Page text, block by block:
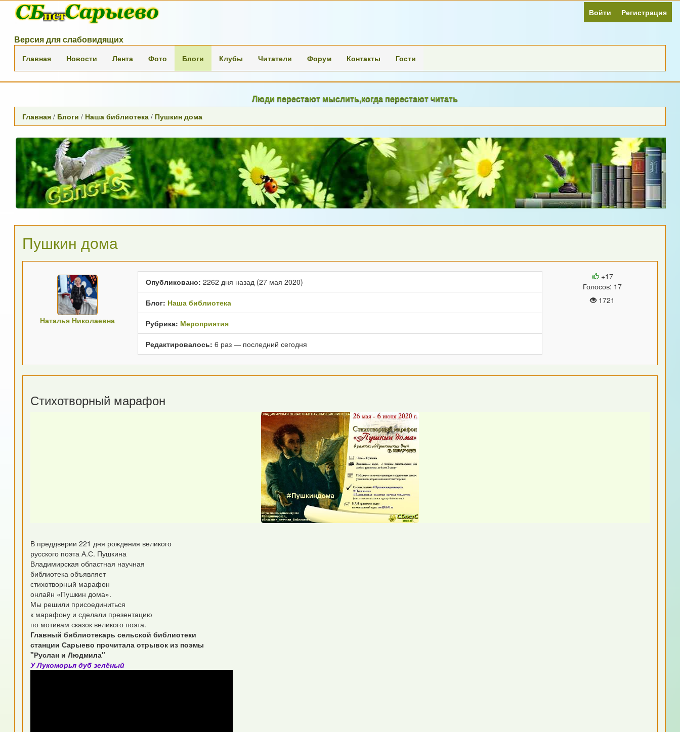
Войти Регистрация
Версия для слабовидящих
Главная Новости Лента Фото Блоги Клубы Читатели Форум Контакты Гости
Люди перестают мыслить,когда перестают читать
Главная / Блоги / Наша библиотека / Пушкин дома
Пушкин дома
Наталья Николаевна
Опубликовано: 2262 дня назад (27 мая 2020)
Блог: Наша библиотека
Рубрика: Мероприятия
Редактировалось: 6 раз — последний сегодня
+17
Голосов: 17
1721
Стихотворный марафон
В преддверии 221 дня рождения великого
русского поэта А.С. Пушкина
Владимирская областная научная
библиотека объявляет
стихотворный марафон
онлайн «Пушкин дома».
Мы решили присоединиться
к марафону и сделали презентацию
по мотивам сказок великого поэта.
Главный библиотекарь сельской библиотеки
станции Сарыево прочитала отрывок из поэмы
"Руслан и Людмила"
У Лукоморья дуб зелёный